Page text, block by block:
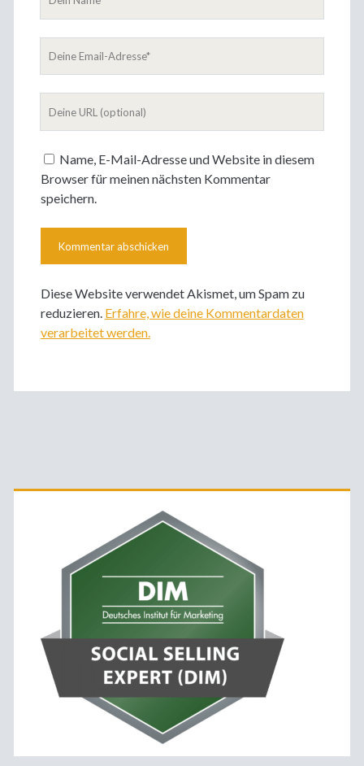
Name, E-Mail-Adresse und Website in diesem
Browser für meinen nächsten Kommentar
speichern.
Diese Website verwendet Akismet, um Spam zu
reduzieren. Erfahre, wie deine Kommentardaten
verarbeitet werden.
Primäre
Sidebar